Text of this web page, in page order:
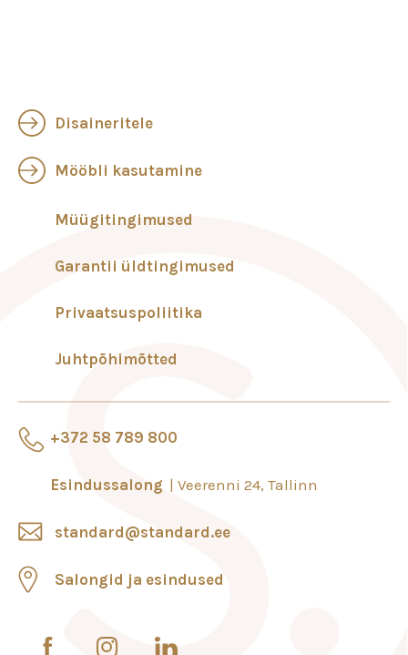
+372 58 789 800
Esindussalong Veerenni 24, Tallinn
standard@standard.ee
Salongid ja esindused
Disaineritele
Mööbli kasutamine
Müügitingimused
Garantii üldtingimused
Privaatsuspoliitika
Juhtpõhimõtted